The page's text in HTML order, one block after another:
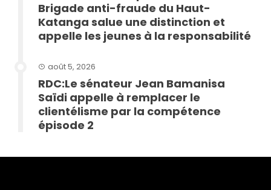
Brigade anti-fraude du Haut-
Katanga salue une distinction et
appelle les jeunes à la responsabilité
août 5, 2026
RDC:Le sénateur Jean Bamanisa
Saïdi appelle à remplacer le
clientélisme par la compétence
épisode 2